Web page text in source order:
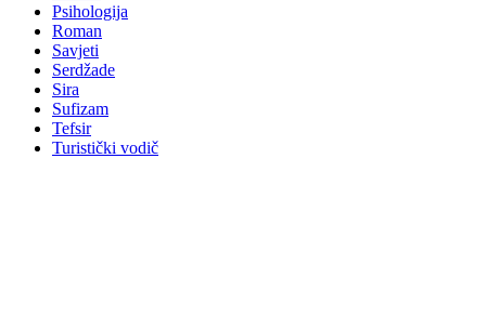
Psihologija
Roman
Savjeti
Serdžade
Sira
Sufizam
Tefsir
Turistički vodič